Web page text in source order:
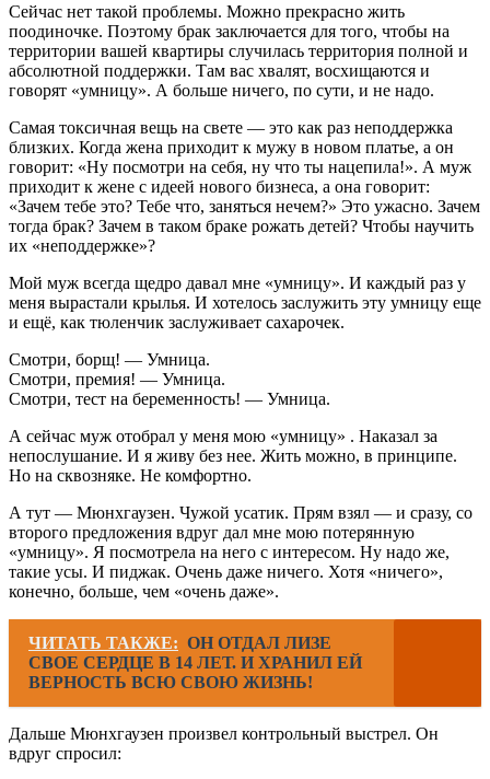
Сейчас нет такой проблемы. Можно прекрасно жить
поодиночке. Поэтому брак заключается для того, чтобы на
территории вашей квартиры случилась территория полной и
абсолютной поддержки. Там вас хвалят, восхищаются и
говорят «умницу». А больше ничего, по сути, и не надо.
Самая токсичная вещь на свете — это как раз неподдержка
близких. Когда жена приходит к мужу в новом платье, а он
говорит: «Ну посмотри на себя, ну что ты нацепила!». А муж
приходит к жене с идеей нового бизнеса, а она говорит:
«Зачем тебе это? Тебе что, заняться нечем?» Это ужасно. Зачем
тогда брак? Зачем в таком браке рожать детей? Чтобы научить
их «неподдержке»?
Мой муж всегда щедро давал мне «умницу». И каждый раз у
меня вырастали крылья. И хотелось заслужить эту умницу еще
и ещё, как тюленчик заслуживает сахарочек.
Смотри, борщ! — Умница.
Смотри, премия! — Умница.
Смотри, тест на беременность! — Умница.
А сейчас муж отобрал у меня мою «умницу» . Наказал за
непослушание. И я живу без нее. Жить можно, в принципе.
Но на сквозняке. Не комфортно.
А тут — Мюнхгаузен. Чужой усатик. Прям взял — и сразу, со
второго предложения вдруг дал мне мою потерянную
«умницу». Я посмотрела на него с интересом. Ну надо же,
такие усы. И пиджак. Очень даже ничего. Хотя «ничего»,
конечно, больше, чем «очень даже».
ЧИТАТЬ ТАКЖЕ: ОН ОТДАЛ ЛИЗЕ
СВОЕ СЕРДЦЕ В 14 ЛЕТ. И ХРАНИЛ ЕЙ
ВЕРНОСТЬ ВСЮ СВОЮ ЖИЗНЬ!
Дальше Мюнхгаузен произвел контрольный выстрел. Он
вдруг спросил: